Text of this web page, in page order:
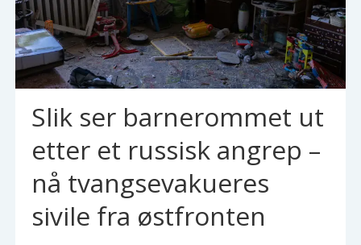
Slik ser barnerommet ut
etter et russisk angrep –
nå tvangsevakueres
sivile fra østfronten